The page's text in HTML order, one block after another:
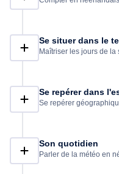
mettre en application ce
grâce au mode
d'expérience en langue
cours. Alors ne perdez
néerlandais sans plus
Se situer dans le
Maîtriser les jours de
Se repérer dans
Se repérer
Son quotidien
Parler de la météo en